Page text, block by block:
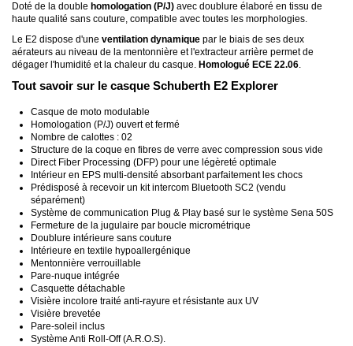
Doté de la double homologation (P/J) avec doublure élaboré en tissu de
haute qualité sans couture, compatible avec toutes les morphologies.
Le E2 dispose d'une ventilation dynamique par le biais de ses deux
aérateurs au niveau de la mentonnière et l'extracteur arrière permet de
dégager l'humidité et la chaleur du casque. Homologué ECE 22.06.
Tout savoir sur le casque Schuberth E2 Explorer
Casque de moto modulable
Homologation (P/J) ouvert et fermé
Nombre de calottes : 02
Structure de la coque en fibres de verre avec compression sous vide
Direct Fiber Processing (DFP) pour une légèreté optimale
Intérieur en EPS multi-densité absorbant parfaitement les chocs
Prédisposé à recevoir un kit intercom Bluetooth SC2 (vendu
séparément)
Système de communication Plug & Play basé sur le système Sena 50S
Fermeture de la jugulaire par boucle micrométrique
Doublure intérieure sans couture
Intérieure en textile hypoallergénique
Mentonnière verrouillable
Pare-nuque intégrée
Casquette détachable
Visière incolore traité anti-rayure et résistante aux UV
Visière brevetée
Pare-soleil inclus
Système Anti Roll-Off (A.R.O.S).